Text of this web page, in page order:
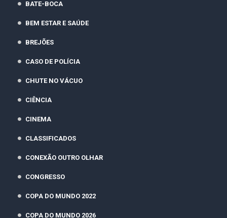
BATE-BOCA
BEM ESTAR E SAÚDE
BREJÕES
CASO DE POLÍCIA
CHUTE NO VÁCUO
CIÊNCIA
CINEMA
CLASSIFICADOS
CONEXÃO OUTRO OLHAR
CONGRESSO
COPA DO MUNDO 2022
COPA DO MUNDO 2026